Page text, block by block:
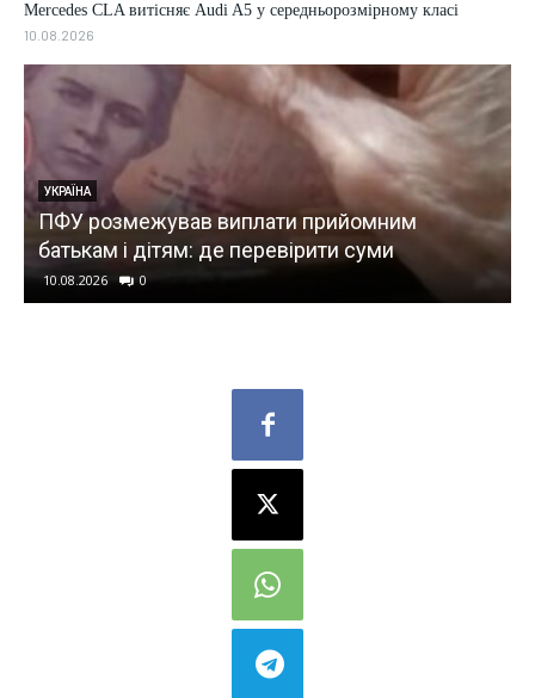
Mercedes CLA витісняє Audi A5 у середньорозмірному класі
10.08.2026
прийомним
суми
Тегеран зажадав від
ухвалив несподіване